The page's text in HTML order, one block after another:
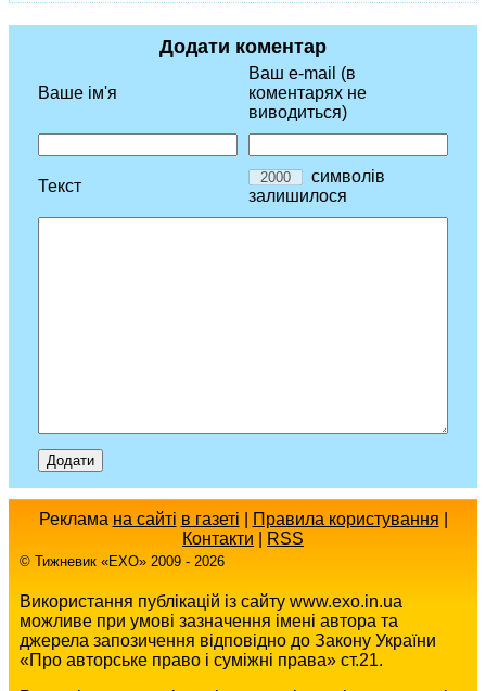
Додати коментар
Ваше ім'я
Ваш e-mail (в
коментарях не
виводиться)
Текст
символів
залишилося
Реклама на сайті в газеті Правила користування
Контакти
RSS
© Тижневик «EХO» 2009 - 2026
Використання публікацій із сайту www.exo.in.ua
можливе при умові зазначення імені автора та
джерела запозичення відповідно до Закону України
«Про авторське право і суміжні права» ст.21.